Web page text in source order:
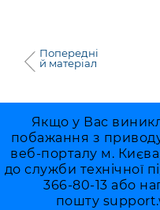
Попередні
й матеріал
Якщо у Вас
побажання з
веб-порталу м.
до служби технічної
366-80-13 або
пошту